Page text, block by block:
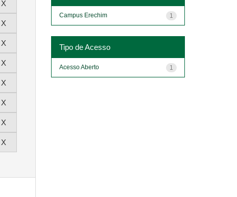
1
Campus Erechim
Tipo de Acesso
1
Acesso Aberto